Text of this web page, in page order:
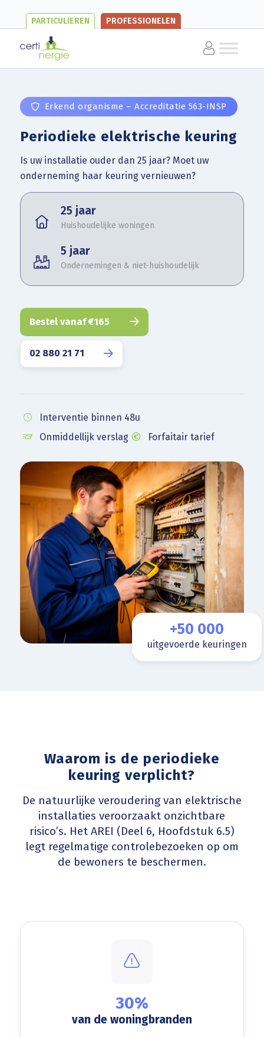
PARTICULIEREN PROFESSIONELEN
Erkend organisme – Accreditatie 563-INSP
Periodieke elektrische keuring
Is uw installatie ouder dan 25 jaar? Moet uw
onderneming haar keuring vernieuwen?
25 jaar
Huishoudelijke woningen
5 jaar
Ondernemingen & niet-huishoudelijk
Bestel vanaf €165
02 880 21 71
Interventie binnen 48u
Onmiddellijk verslag
Forfaitair tarief
+50 000
uitgevoerde keuringen
Waarom is de periodieke
keuring verplicht?
De natuurlijke veroudering van elektrische
installaties veroorzaakt onzichtbare
risico’s. Het AREI (Deel 6, Hoofdstuk 6.5)
legt regelmatige controlebezoeken op om
de bewoners te beschermen.
30%
van de woningbranden